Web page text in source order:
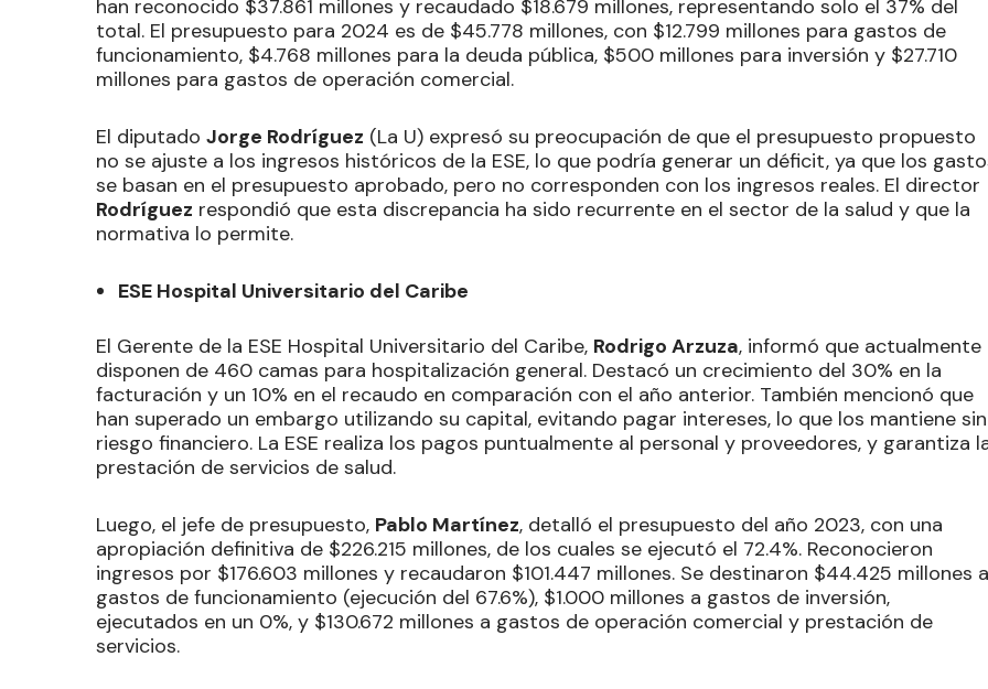
han reconocido $37.861 millones y recaudado $18.679 millones, representando solo el 37% del
total. El presupuesto para 2024 es de $45.778 millones, con $12.799 millones para gastos de
funcionamiento, $4.768 millones para la deuda pública, $500 millones para inversión y $27.710
millones para gastos de operación comercial.
El diputado Jorge Rodríguez (La U) expresó su preocupación de que el presupuesto propuesto
no se ajuste a los ingresos históricos de la ESE, lo que podría generar un déficit, ya que los
se basan en el presupuesto aprobado, pero no corresponden con los ingresos reales. El director
Rodríguez respondió que esta discrepancia ha sido recurrente en el sector de la salud y que la
normativa lo permite.
ESE Hospital Universitario del Caribe
El Gerente de la ESE Hospital Universitario del Caribe, Rodrigo Arzuza, informó que actualmente
disponen de 460 camas para hospitalización general. Destacó un crecimiento del 30% en la
facturación y un 10% en el recaudo en comparación con el año anterior. También mencionó que
han superado un embargo utilizando su capital, evitando pagar intereses, lo que los mantiene sin
riesgo financiero. La ESE realiza los pagos puntualmente al personal y proveedores, y garantiza
prestación de servicios de salud.
Luego, el jefe de presupuesto, Pablo Martínez, detalló el presupuesto del año 2023, con una
apropiación definitiva de $226.215 millones, de los cuales se ejecutó el 72.4%. Reconocieron
ingresos por $176.603 millones y recaudaron $101.447 millones. Se destinaron $44.425 millones a
gastos de funcionamiento (ejecución del 67.6%), $1.000 millones a gastos de inversión,
ejecutados en un 0%, y $130.672 millones a gastos de operación comercial y prestación de
servicios.